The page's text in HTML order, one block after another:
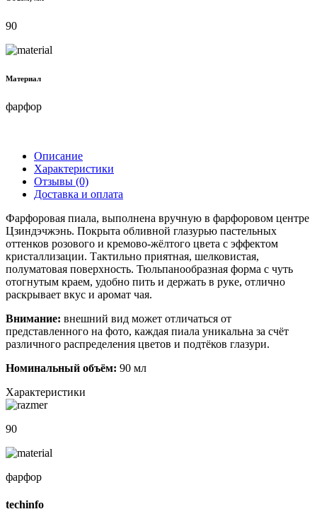
90
Материал
фарфор
Описание
Характеристики
Отзывы (0)
Доставка и оплата
Фарфоровая пиала, выполнена вручную в фарфоровом центре
Цзиндэчжэнь. Покрыта обливной глазурью пастельных
оттенков розового и кремово-жёлтого цвета с эффектом
кристаллизации. Тактильно приятная, шелковистая,
полуматовая поверхность. Тюльпанообразная форма с чуть
отогнутым краем, удобно пить и держать в руке, отлично
раскрывает вкус и аромат чая.
Внимание: внешний вид может отличаться от
представленного на фото, каждая пиала уникальна за счёт
различного распределения цветов и подтёков глазури.
Номинальный объём: 90 мл
Характеристики
90
фарфор
techinfo